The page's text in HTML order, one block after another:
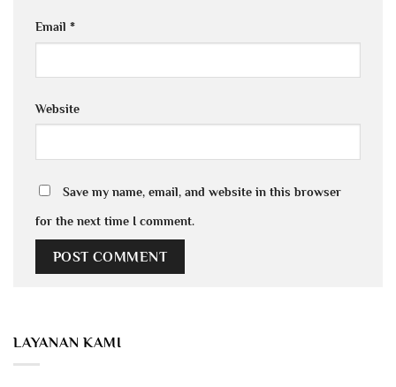
Email *
Website
Save my name, email, and website in this browser
for the next time I comment.
LAYANAN KAMI